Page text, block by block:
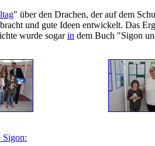
" über den Drachen, der auf dem
und gute Ideen entwickelt. Das
wurde sogarin dem Buch "Sigon
Sigon: